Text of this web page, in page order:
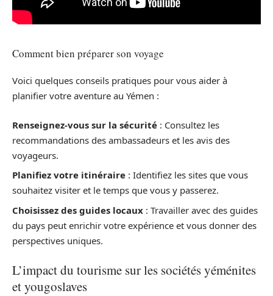
Comment bien préparer son voyage
Voici quelques conseils pratiques pour vous aider à
planifier votre aventure au Yémen :
Renseignez-vous sur la sécurité : Consultez les
recommandations des ambassadeurs et les avis des
voyageurs.
Planifiez votre itinéraire : Identifiez les sites que vous
souhaitez visiter et le temps que vous y passerez.
Choisissez des guides locaux : Travailler avec des guides
du pays peut enrichir votre expérience et vous donner des
perspectives uniques.
L’impact du tourisme sur les sociétés yéménites
et yougoslaves